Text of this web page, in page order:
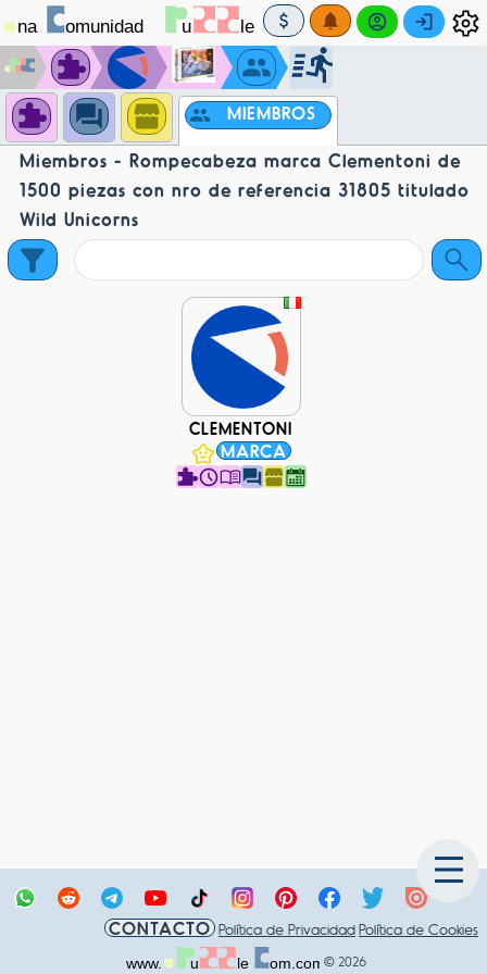
MIEMBROS
Miembros - Rompecabeza marca Clementoni de
1500 piezas con nro de referencia 31805 titulado
Wild Unicorns
CLEMENTONI
MARCA
CONTACTO Política de PrivacidadPolítica de Cookies
© 2026